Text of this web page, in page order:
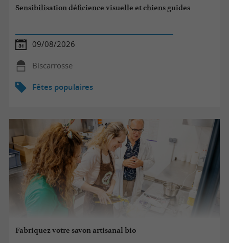
Sensibilisation déficience visuelle et chiens guides
09/08/2026
Biscarrosse
Fêtes populaires
Fabriquez votre savon artisanal bio